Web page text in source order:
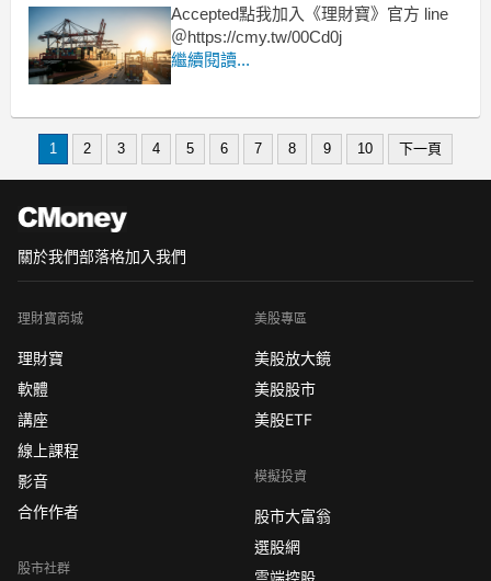
Accepted點我加入《理財寶》官方 line
＠https://cmy.tw/00Cd0j
繼續閱讀...
1 2 3 4 5 6 7 8 9 10 下一頁
關於我們部落格加入我們
理財寶商城
理財寶
軟體
講座
線上課程
影音
合作作者
股市社群
美股專區
美股放大鏡
美股股市
美股ETF
模擬投資
股市大富翁
選股網
雲端控股